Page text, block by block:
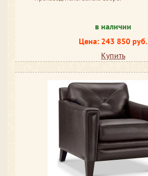
в наличии
Цена: 243 850 руб.
Купить